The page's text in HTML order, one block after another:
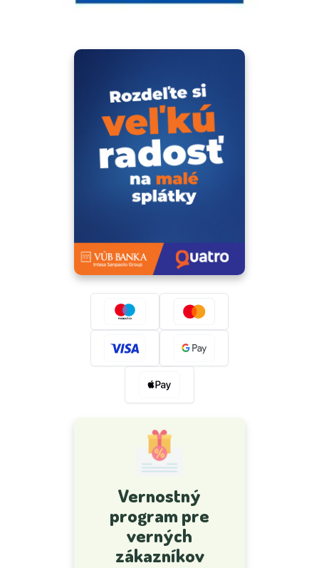
Vernostný
program pre
verných
zákazníkov